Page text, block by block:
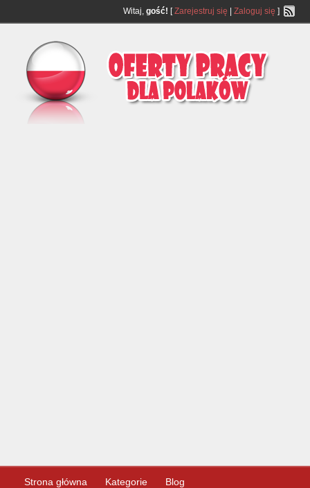
Witaj, gość! [Zarejestruj się Zaloguj się ]
Strona główna Kategorie Blog